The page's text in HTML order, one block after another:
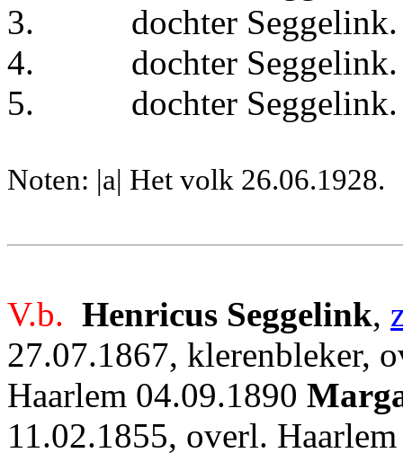
3.
dochter Seggelink.
4.
dochter Seggelink.
5.
dochter Seggelink.
Noten: |a| Het volk 26.06.1928.
V.b. Henricus Seggelink,
27.07.1867, klerenbleker,
Haarlem 04.09.1890
11.02.1855, overl.